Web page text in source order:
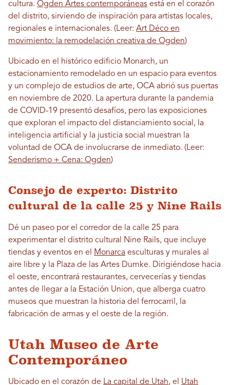
cultura. Ogden Artes contemporáneas está en el corazón
del distrito, sirviendo de inspiración para artistas locales,
regionales e internacionales. (Leer: Art Déco en
movimiento: la remodelación creativa de Ogden)
Ubicado en el histórico edificio Monarch, un
estacionamiento remodelado en un espacio para eventos
y un complejo de estudios de arte, OCA abrió sus puertas
en noviembre de 2020. La apertura durante la pandemia
de COVID-19 presentó desafíos, pero las exposiciones
que exploran el impacto del distanciamiento social, la
inteligencia artificial y la justicia social muestran la
voluntad de OCA de involucrarse de inmediato. (Leer:
Senderismo + Cena: Ogden)
Consejo de experto: Distrito
cultural de la calle 25 y Nine Rails
Dé un paseo por el corredor de la calle 25 para
experimentar el distrito cultural Nine Rails, que incluye
tiendas y eventos en el
Monarca esculturas y murales al
aire libre y la Plaza de las Artes Dumke. Dirigiéndose hacia
el oeste, encontrará restaurantes, cervecerías y tiendas
antes de llegar a la Estación Union, que alberga cuatro
museos que muestran la historia del ferrocarril, la
fabricación de armas y el oeste de la región.
Utah Museo de Arte
Contemporáneo
Ubicado en el corazón de La capital de Utah, el Utah